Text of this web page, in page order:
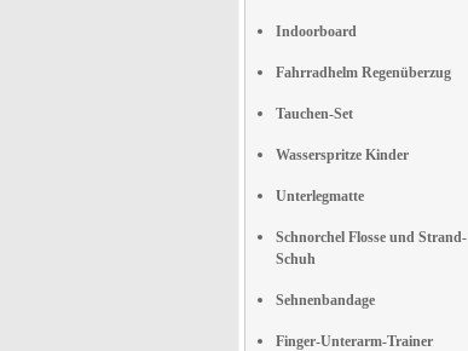
Indoorboard
Fahrradhelm Regenüberzug
Tauchen-Set
Wasserspritze Kinder
Unterlegmatte
Schnorchel Flosse und Strand-
Schuh
Sehnenbandage
Finger-Unterarm-Trainer